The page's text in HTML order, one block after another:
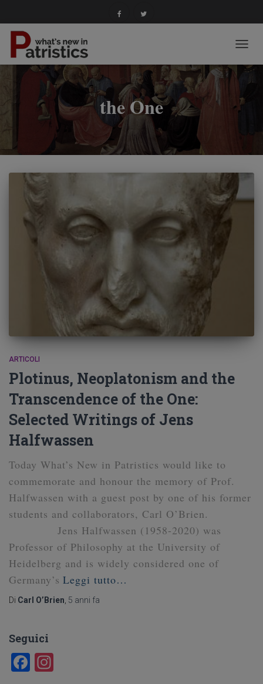
the One
ARTICOLI
Plotinus, Neoplatonism and the
Transcendence of the One:
Selected Writings of Jens
Halfwassen
Today What’s New in Patristics would like to
commemorate and honour the memory of Prof.
Halfwassen with a guest post by one of his former
students and collaborators, Carl O’Brien.
Jens Halfwassen (1958-2020) was
Professor of Philosophy at the University of
Heidelberg and is widely considered one of
Germany’s Leggi tutto…
Di Carl O’Brien 5 anni fa
Seguici
F